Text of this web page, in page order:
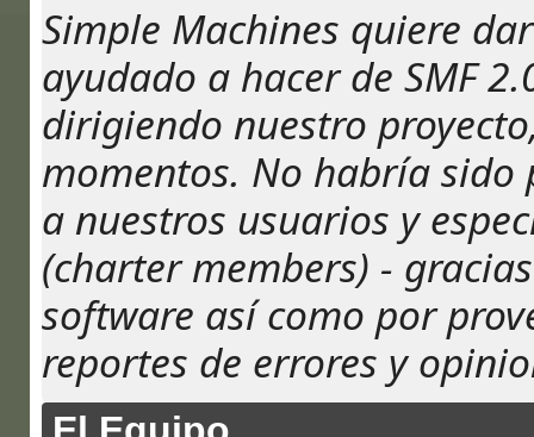
Simple Machines quiere
ayudado a hacer de SMF
dirigiendo nuestro
momentos. No habría sido
a nuestros usuarios y
(charter members) -
software así como por
reportes de errores y